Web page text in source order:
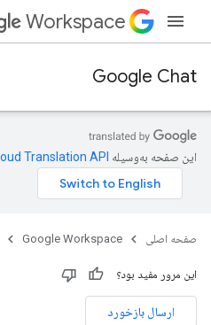
Workspace
Google Chat
این صفحه به‌وسیله
صفحه اصلی Google Workspace
این مرور مفید بود؟
ارسال بازخورد